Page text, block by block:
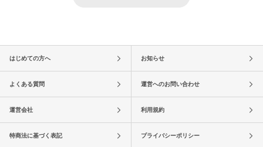
はじめての方へ お知らせ
よくある質問 運営へのお問い合わせ
運営会社 利用規約
特商法に基づく表記 プライバシーポリシー